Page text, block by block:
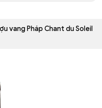
vang Pháp Chant du Soleil